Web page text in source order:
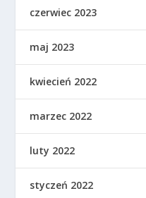
czerwiec 2023
maj 2023
kwiecień 2022
marzec 2022
luty 2022
styczeń 2022